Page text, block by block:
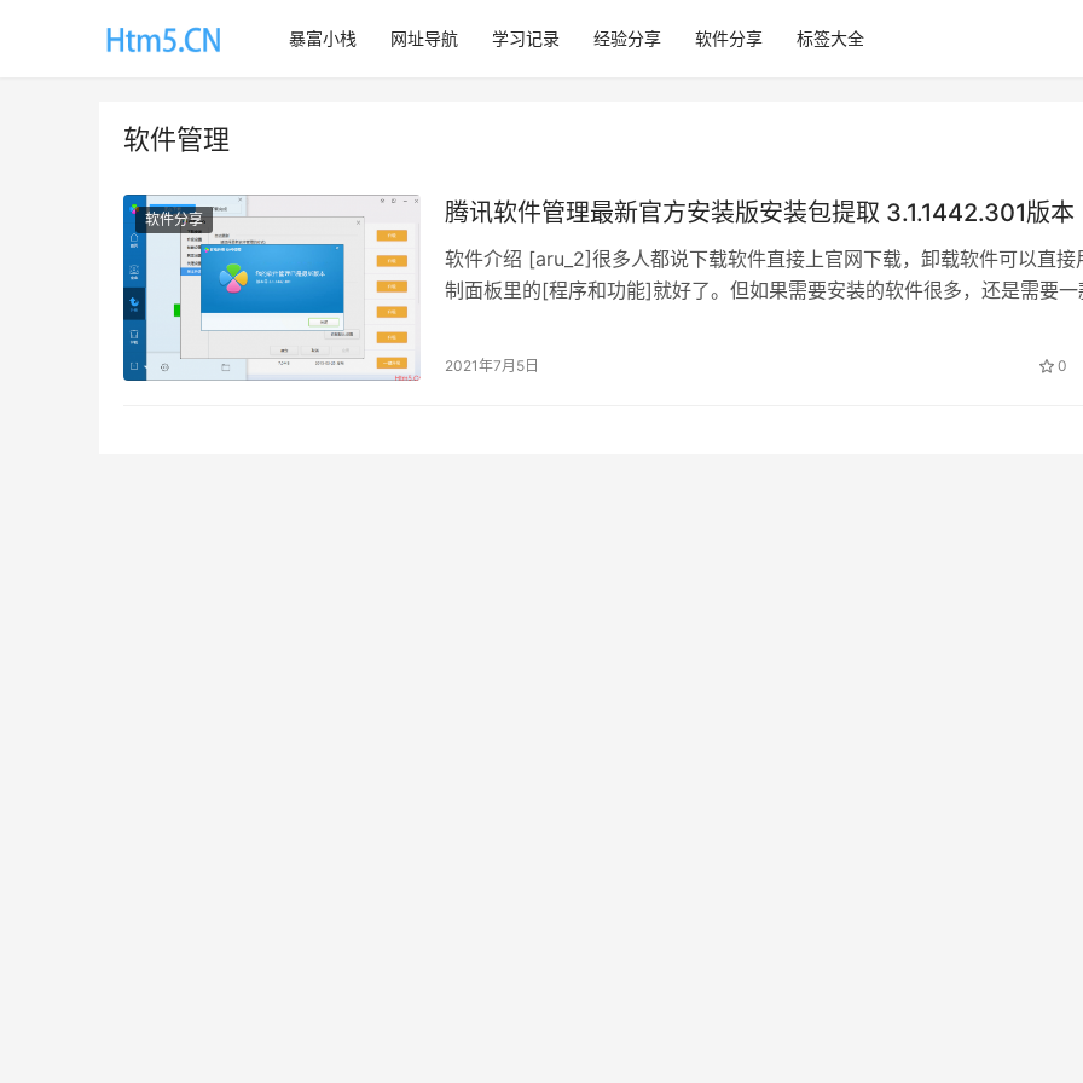
暴富小栈 网址导航 学习记录 经验分享 软件分享 标签大全
软件管理
软件分享 腾讯软件管理最新官方安装版安装包提取 3.1.1442.301版本
软件介绍 [aru_2]很多人都说下载软件直接上官网下载，卸载软件可以直接
制面板里的[程序和功能]就好了。但如果需要安装的软件很多，还是需要一
2021年7月5日 0